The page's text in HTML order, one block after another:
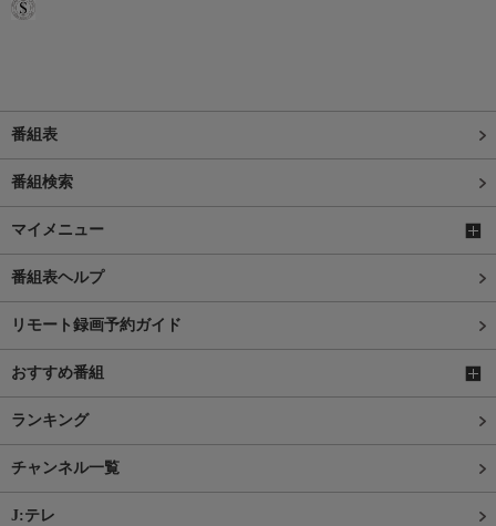
番組表
番組検索
マイメニュー
番組表ヘルプ
リモート録画予約ガイド
おすすめ番組
ランキング
チャンネル一覧
J:テレ